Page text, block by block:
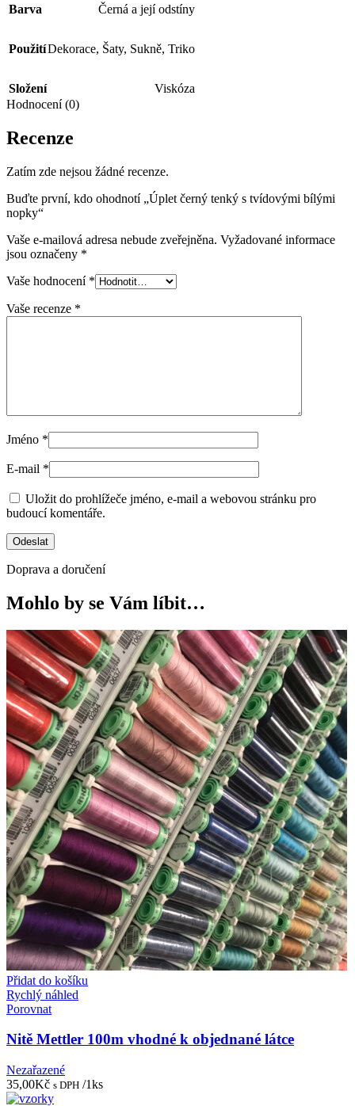
Barva
Černá a její odstíny
PoužitíDekorace, Šaty, Sukně, Triko
Složení
Viskóza
Hodnocení (0)
Recenze
Zatím zde nejsou žádné recenze.
Buďte první, kdo ohodnotí „Úplet černý tenký s tvídovými bílými
nopky“
Vaše e-mailová adresa nebude zveřejněna. Vyžadované informace
jsou označeny *
Vaše hodnocení *
Vaše recenze *
Jméno *
E-mail *
Uložit do prohlížeče jméno, e-mail a webovou stránku pro
budoucí komentáře.
Doprava a doručení
Mohlo by se Vám líbit…
Přidat do košíku
Rychlý náhled
Porovnat
Nitě Mettler 100m vhodné k objednané látce
Nezařazené
35,00Kč s DPH /1ks